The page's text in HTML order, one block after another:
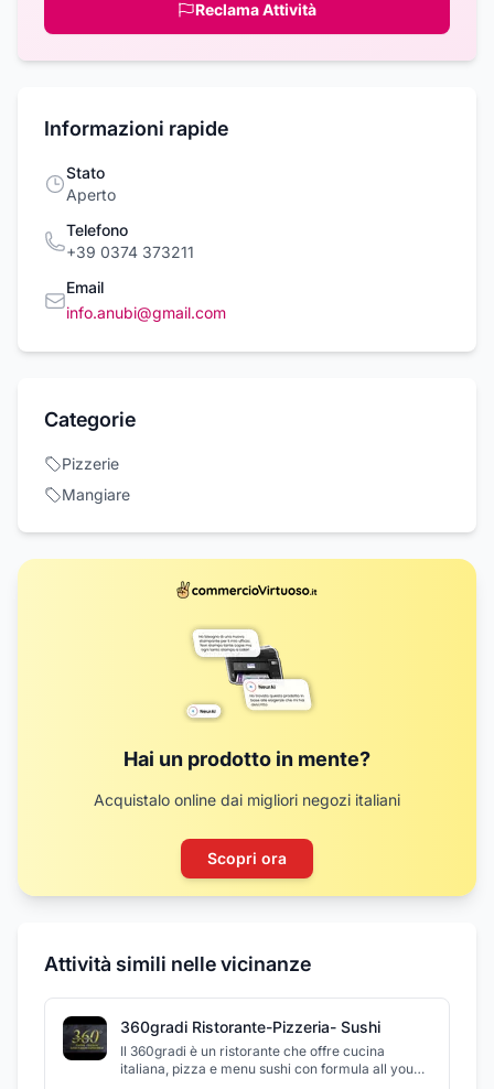
Reclama Attività
Informazioni rapide
Stato
Aperto
Telefono
+39 0374 373211
Email
info.anubi@gmail.com
Categorie
Pizzerie
Mangiare
Hai un prodotto in mente?
Acquistalo online dai migliori negozi italiani
Scopri ora
Attività simili nelle vicinanze
360gradi Ristorante-Pizzeria- Sushi
Il 360gradi è un ristorante che offre cucina
italiana, pizza e menu sushi con formula all you